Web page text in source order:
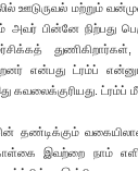
ஊடுருவல் மற்றும்
அவர் பின்னே நிற்பது
என்பது ட்ரம்ப்
கவலைக்குரியது.
தண்டிக்கும்
இவற்றை நாம்